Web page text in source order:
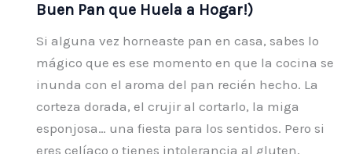
Buen Pan que Huela a Hogar!)
Si alguna vez horneaste pan en casa, sabes lo
mágico que es ese momento en que la cocina se
inunda con el aroma del pan recién hecho. La
corteza dorada, el crujir al cortarlo, la miga
esponjosa… una fiesta para los sentidos. Pero si
eres celíaco o tienes intolerancia al gluten,